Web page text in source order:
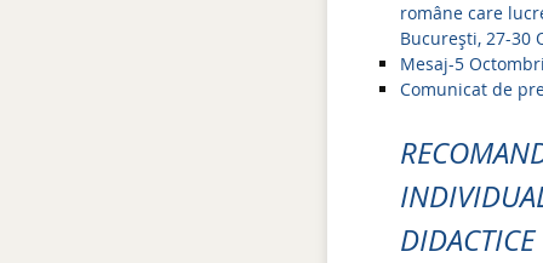
române care
București, 27-30
Mesaj-5
Comunicat de